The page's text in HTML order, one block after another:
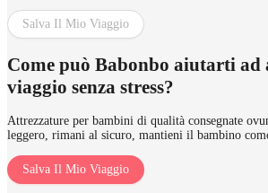
Salva Il Mio Viaggio
Come può Babonbo aiutarti ad
viaggio senza stress?
Attrezzature per bambini di qualità consegnate
leggero, rimani al sicuro, mantieni il bambino
Salva Il Mio Viaggio